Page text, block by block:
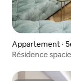
Appartement ⋅
st
Résidence